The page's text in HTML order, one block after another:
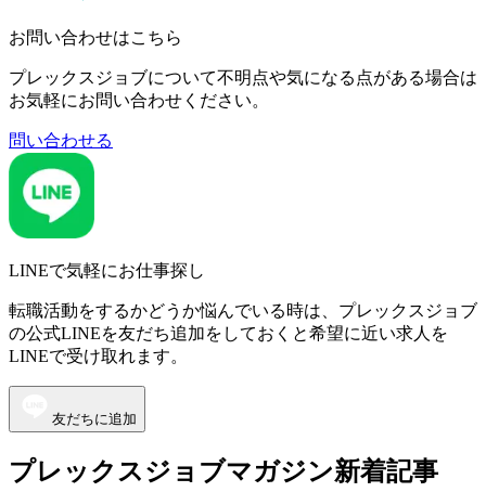
お問い合わせはこちら
プレックスジョブについて不明点や気になる点がある場合は
お気軽にお問い合わせください。
問い合わせる
LINEで気軽にお仕事探し
転職活動をするかどうか悩んでいる時は、プレックスジョブ
の公式LINEを友だち追加をしておくと希望に近い求人を
LINEで受け取れます。
友だちに追加
プレックスジョブマガジン新着記事